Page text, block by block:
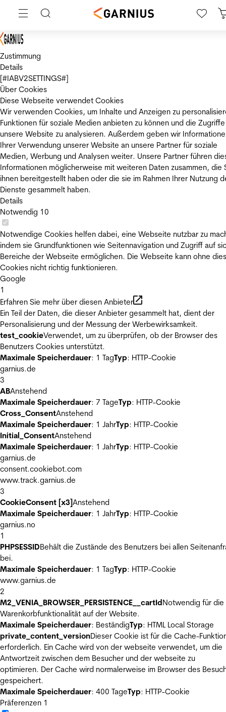
Zustimmung
Details
[#IABV2SETTINGS#]
Über Cookies
Diese Webseite verwendet Cookies
Wir verwenden Cookies, um Inhalte und Anzeigen zu
Funktionen für soziale Medien anbieten zu können und die
unsere Website zu analysieren. Außerdem geben wir
Ihrer Verwendung unserer Website an unsere Partner für soziale
Medien, Werbung und Analysen weiter. Unsere Partner führen
Informationen möglicherweise mit weiteren Daten zusammen, die
ihnen bereitgestellt haben oder die sie im Rahmen Ihrer Nutzung
Dienste gesammelt haben.
Details
Notwendig 10
Notwendige Cookies helfen dabei, eine Webseite nutzbar zu
indem sie Grundfunktionen wie Seitennavigation und Zugriff auf
Bereiche der Webseite ermöglichen. Die Webseite kann ohne
Cookies nicht richtig funktionieren.
Google
1
Erfahren Sie mehr über diesen Anbieter
Ein Teil der Daten, die dieser Anbieter gesammelt hat, dient der
Personalisierung und der Messung der Werbewirksamkeit.
test_cookieVerwendet, um zu überprüfen, ob der Browser des
Benutzers Cookies unterstützt.
Maximale Speicherdauer: 1 TagTyp: HTTP-Cookie
garnius.de
3
ABAnstehend
Maximale Speicherdauer: 7 TageTyp: HTTP-Cookie
Cross_ConsentAnstehend
Maximale Speicherdauer: 1 JahrTyp: HTTP-Cookie
Initial_ConsentAnstehend
Maximale Speicherdauer: 1 JahrTyp: HTTP-Cookie
garnius.de
consent.cookiebot.com
www.track.garnius.de
3
CookieConsent [x3]Anstehend
Maximale Speicherdauer: 1 JahrTyp: HTTP-Cookie
garnius.no
1
PHPSESSIDBehält die Zustände des Benutzers bei allen
bei.
Maximale Speicherdauer: 1 TagTyp: HTTP-Cookie
www.garnius.de
2
M2_VENIA_BROWSER_PERSISTENCE__cartIdNotwendig für die
Warenkorbfunktionalität auf der Website.
Maximale Speicherdauer: BeständigTyp: HTML Local Storage
private_content_versionDieser Cookie ist für die Cache-
erforderlich. Ein Cache wird von der webseite verwendet, um die
Antwortzeit zwischen dem Besucher und der webseite zu
optimieren. Der Cache wird normalerweise im Browser des
gespeichert.
Maximale Speicherdauer: 400 TageTyp: HTTP-Cookie
Präferenzen 1